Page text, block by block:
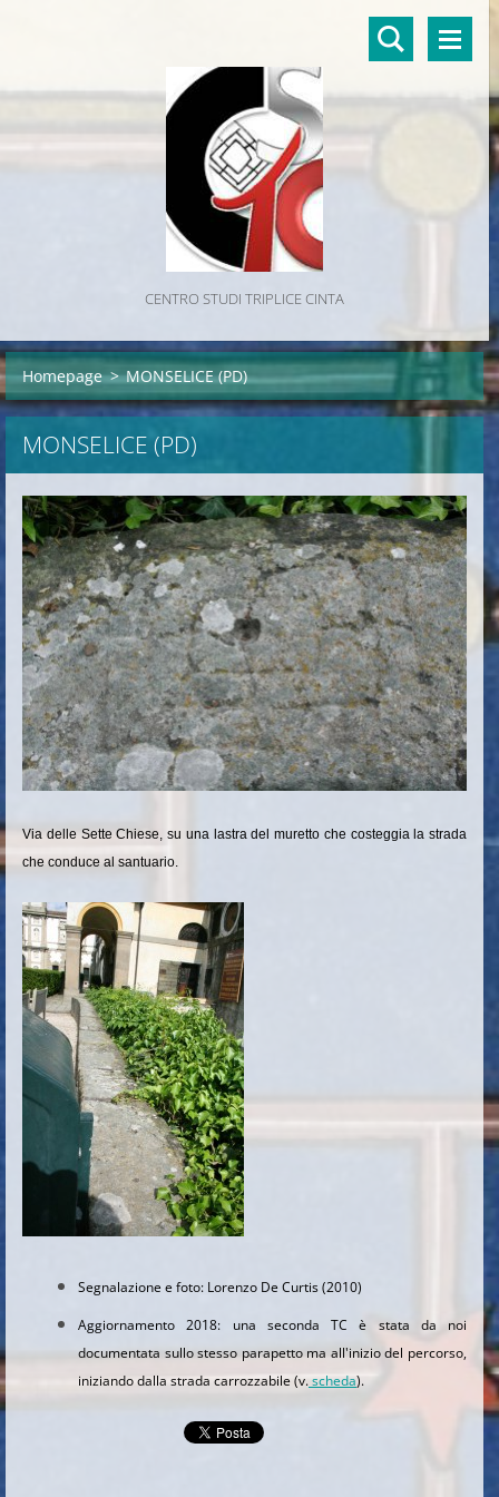
CENTRO STUDI TRIPLICE CINTA
Homepage > MONSELICE (PD)
MONSELICE (PD)
Via delle Sette Chiese, su una lastra del muretto che costeggia la strada
che conduce al santuario.
Segnalazione e foto: Lorenzo De Curtis (2010)
Aggiornamento 2018: una seconda TC è stata da noi
documentata sullo stesso parapetto ma all'inizio del percorso,
iniziando dalla strada carrozzabile (v.scheda).